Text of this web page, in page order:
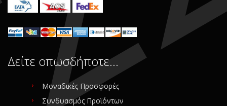
Δείτε οπωσδήποτε…
Μοναδικές Προσφορές
Συνδυασμός Προϊόντων